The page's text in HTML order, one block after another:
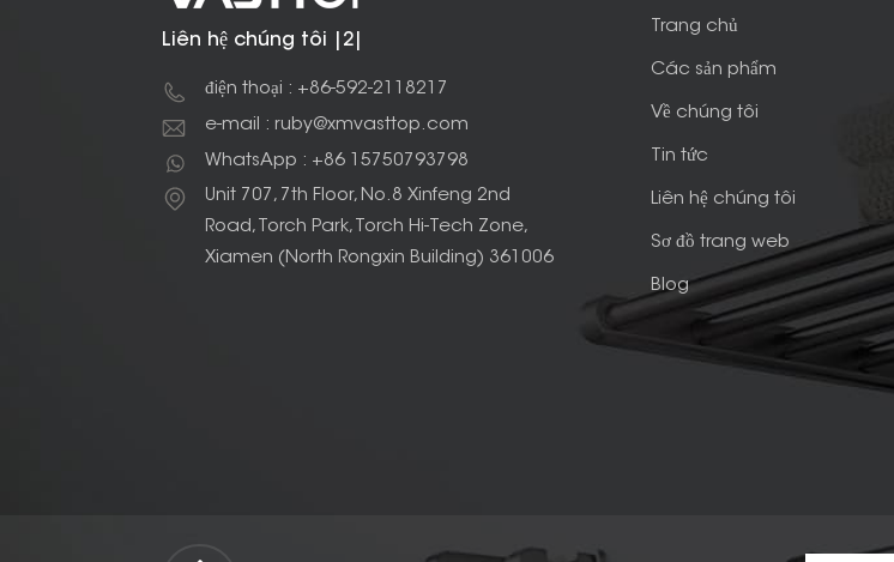
Liên hệ chúng tôi |2|
điện thoại : +86-592-2118217
e-mail : ruby@xmvasttop.com
WhatsApp : +86 15750793798
Unit 707, 7th Floor, No.8 Xinfeng 2nd
Road, Torch Park, Torch Hi-Tech Zone,
Xiamen (North Rongxin Building) 361006
Trang chủ
Các sản phẩm
Về chúng tôi
Tin tức
Liên hệ chúng tôi
Sơ đồ trang web
Blog